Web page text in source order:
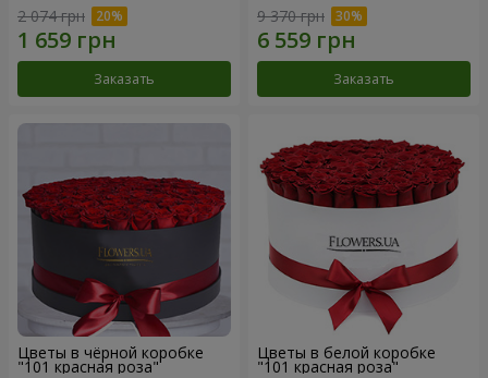
2 074 грн
Заказать
9 370 грн
Заказать
Цветы в чёрной коробке
"101 красная роза"
Цветы в белой коробке
"101 красная роза"